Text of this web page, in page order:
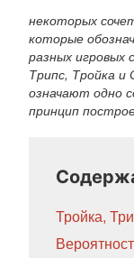
некоторых
которые
разных игровых
Трипс, Тройка и
означают одно
принцип
Тройка,